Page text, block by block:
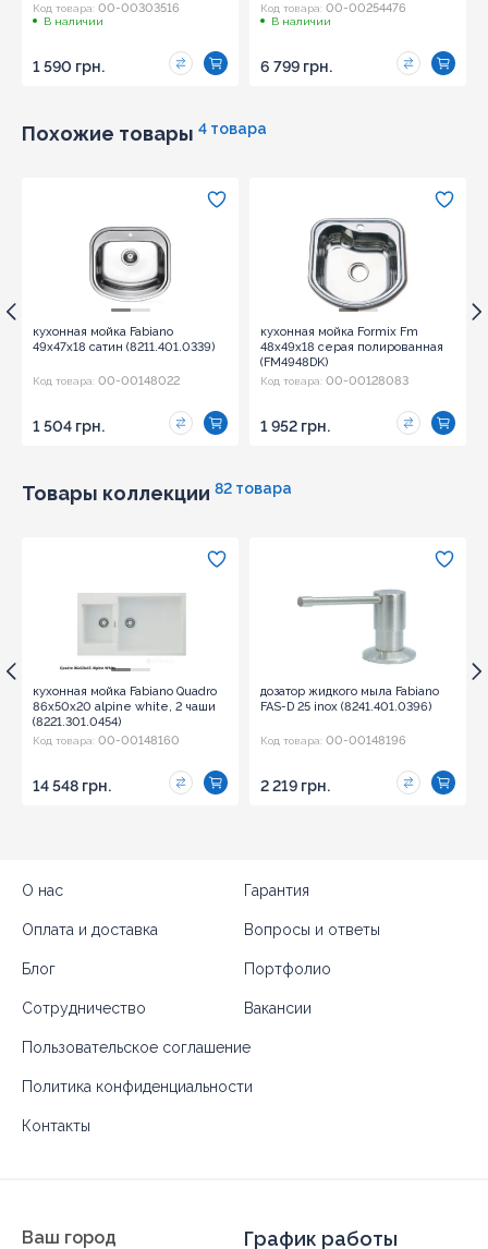
Код товара: 00-00303516
В наличии
1 590 грн.
Код товара: 00-00254476
В наличии
6 799 грн.
Похожие товары 4 товара
кухонная мойка Fabiano
49x47x18 сатин (8211.401.0339)
Код товара: 00-00148022
1 504 грн.
кухонная мойка Formix Fm
48х49х18 серая полированная
(FM4948DK)
Код товара: 00-00128083
1 952 грн.
Товары коллекции 82 товара
кухонная мойка Fabiano Quadro
86x50x20 alpine white, 2 чаши
(8221.301.0454)
Код товара: 00-00148160
14 548 грн.
дозатор жидкого мыла Fabiano
FAS-D 25 inox (8241.401.0396)
Код товара: 00-00148196
2 219 грн.
О нас Гарантия
Оплата и доставка Вопросы и ответы
Блог Портфолио
Сотрудничество Вакансии
Пользовательское соглашение
Политика конфиденциальности
Контакты
Ваш город График работы